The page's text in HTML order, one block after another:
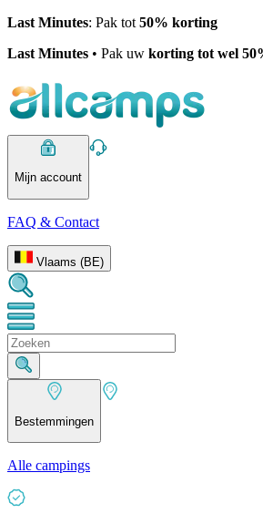
Last Minutes: Pak tot 50% korting
Last Minutes • Pak uw korting tot wel
Mijn account
FAQ & Contact
Vlaams (BE)
Bestemmingen
Alle campings